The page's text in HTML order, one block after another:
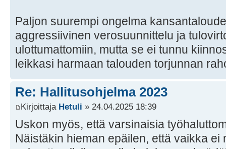
Paljon suurempi ongelma
aggressiivinen verosuunnittelu ja
ulottumattomiin, mutta se ei tunnu
leikkasi harmaan talouden torjunnan
Re: Hallitusohjelma 2023
Kirjoittaja Hetuli » 24.04.2025 18:39
Uskon myös, että varsinaisia
Näistäkin hieman epäilen, että vaikka ei